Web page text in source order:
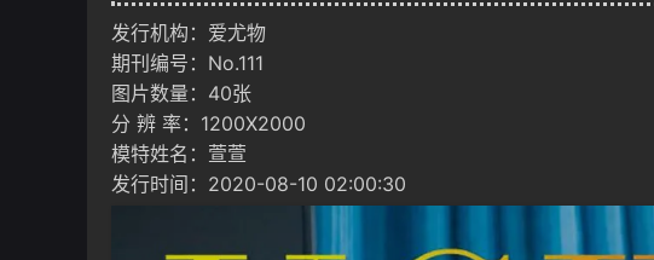
发行机构：爱尤物
期刊编号：No.111
图片数量：40张
分 辨 率：1200X2000
模特姓名：萱萱
发行时间：2020-08-10 02:00:30